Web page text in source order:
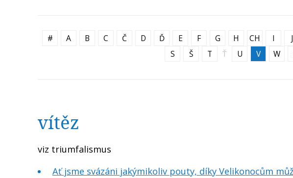
# A B C Č D Ď E F G H CH I J
S
Š T Ť U V W
vítěz
viz triumfalismus
Ať jsme svázáni jakýmikoliv pouty, díky Velikonocům